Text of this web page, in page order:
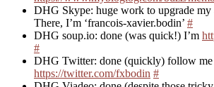
DHG Skype: huge work to upgrade my
There, I’m ‘francois-xavier.bodin’ #
DHG soup.io: done (was quick!) I’m
#
DHG Twitter: done (quickly) follow me
https://twitter.com/fxbodin #